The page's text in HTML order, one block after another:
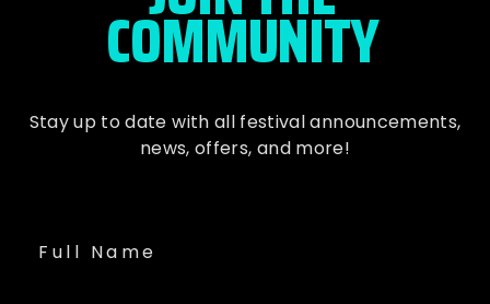
COMMUNITY
Stay up to date with all festivalannouncements,
news, offers, and more!
Full Name